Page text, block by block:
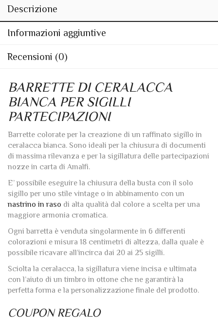
Descrizione
Informazioni aggiuntive
Recensioni (0)
BARRETTE DI CERALACCA
BIANCA PER SIGILLI
PARTECIPAZIONI
Barrette colorate per la creazione di un raffinato sigillo in
ceralacca bianca. Sono ideali per la chiusura di documenti
di massima rilevanza e per la sigillatura delle partecipazioni
nozze in carta di Amalfi.
E’ possibile eseguire la chiusura della busta con il solo
sigillo per uno stile vintage o in abbinamento con un
nastrino in raso di alta qualità dal colore a scelta per una
maggiore armonia cromatica.
Ogni barretta è venduta singolarmente in 6 differenti
colorazioni e misura 18 centimetri di altezza, dalla quale è
possibile ricavare all’incirca dai 20 ai 25 sigilli.
Sciolta la ceralacca, la sigillatura viene incisa e ultimata
con l’aiuto di un timbro in ottone che ne garantirà la
perfetta forma e la personalizzazione finale del prodotto.
COUPON REGALO